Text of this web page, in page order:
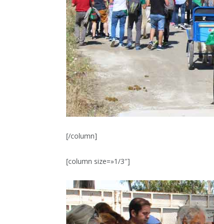
[/column]
[column size=»1/3″]